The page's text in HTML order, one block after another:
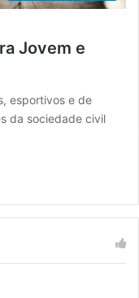
Jovem e
esportivos e de
da sociedade civil